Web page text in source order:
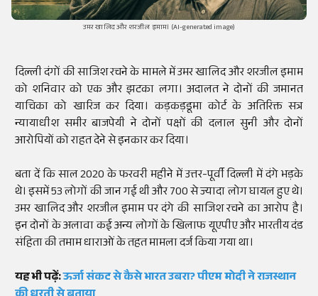
उमर खालिद और शरजील इमाम। (AI-generated image)
दिल्ली दंगों की साजिश रचने के मामले में उमर खालिद और शरजील इमाम
को शनिवार को एक और झटका लगा। अदालत ने दोनों की जमानत
याचिका को खारिज कर दिया। कड़कड़डूमा कोर्ट के अतिरिक्त सत्र
न्यायाधीश समीर बाजपेयी ने दोनों पक्षों की दलाल सुनी और दोनों
आरोपियों को राहत देने से इनकार कर दिया।
बता दें कि साल 2020 के फरवरी महीने में उत्तर-पूर्वी दिल्ली में दंगे भड़के
थे। इसमें 53 लोगों की जान गई थी और 700 से ज्यादा लोग घायल हुए थे।
उमर खालिद और शरजील इमाम पर दंगे की साजिश रचने का आरोप है।
इन दोनों के अलावा कई अन्य लोगों के खिलाफ यूएपीए और भारतीय दंड
संहिता की तमाम धाराओं के तहत मामला दर्ज किया गया था।
यह भी पढ़ें:ऊर्जा संकट से कैसे भारत उबरा? पीएम मोदी ने राजस्थान